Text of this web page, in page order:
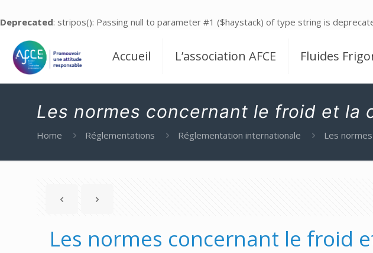
Deprecated: stripos(): Passing null to parameter #1 ($haystack) of type string is
Accueil L’association AFCE Fluides
Les normes concernant le froid et la
Home Réglementations Réglementation internationale Les
Les normes concernant le froid